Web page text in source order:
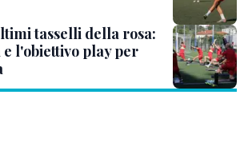
tasselli della rosa:
l'obiettivo play per